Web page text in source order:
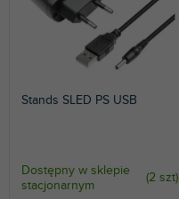
ALFABETYCZNIE
Stands SLED PS USB
Dostępny w sklepie
stacjonarnym
(2 szt)